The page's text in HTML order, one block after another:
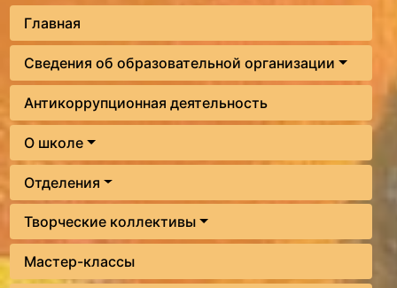
Главная
Сведения об образовательной организации
Антикоррупционная деятельность
О школе
Отделения
Творческие коллективы
Мастер-классы